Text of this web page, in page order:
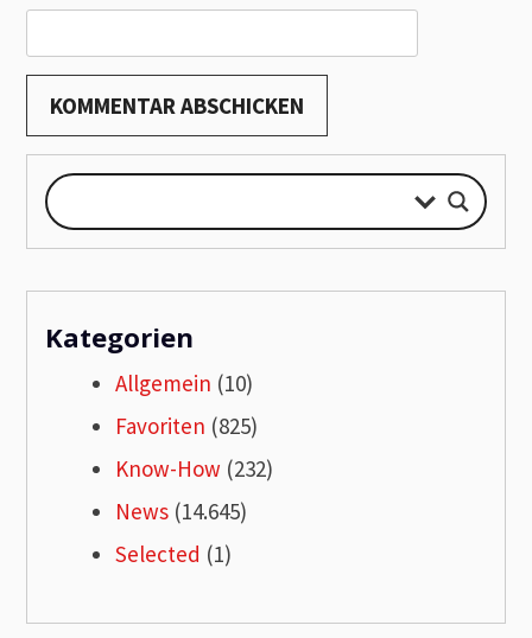
Kategorien
Allgemein (10)
Favoriten (825)
Know-How (232)
News (14.645)
Selected (1)